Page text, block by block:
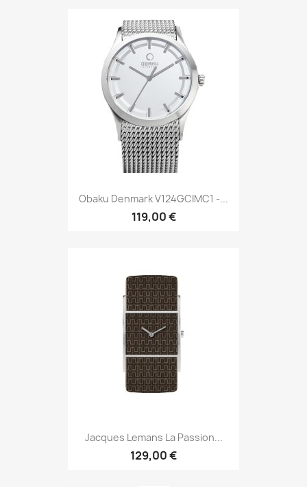
Obaku Denmark V124GCIMC1 -...
119,00 €
Jacques Lemans La Passion...
129,00 €